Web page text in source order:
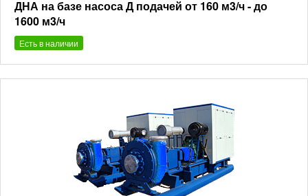
ДНА на базе насоса Д подачей от 160 м3/ч - до
1600 м3/ч
Есть в наличии